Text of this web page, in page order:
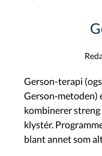
Gerson-terapi
Gerson‑metoden)
kombinerer
klystér.
blant annet som